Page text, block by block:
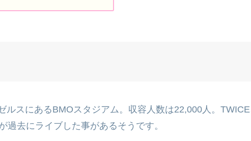
スにあるBMOスタジアム。収容人数は22,000人。TWICE
去にライブした事があるそうです。